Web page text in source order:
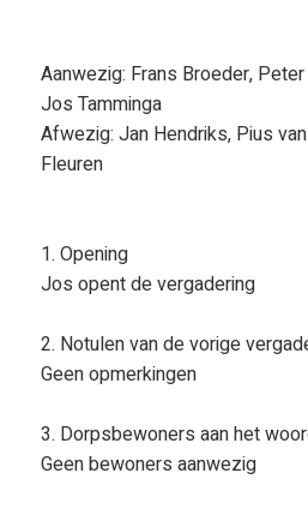
Aanwezig: Frans Broeder, Peter
Jos Tamminga
Afwezig: Jan Hendriks, Pius
Fleuren
1. Opening
Jos opent de vergadering
2. Notulen van de vorige
Geen opmerkingen
3. Dorpsbewoners aan het
Geen bewoners aanwezig